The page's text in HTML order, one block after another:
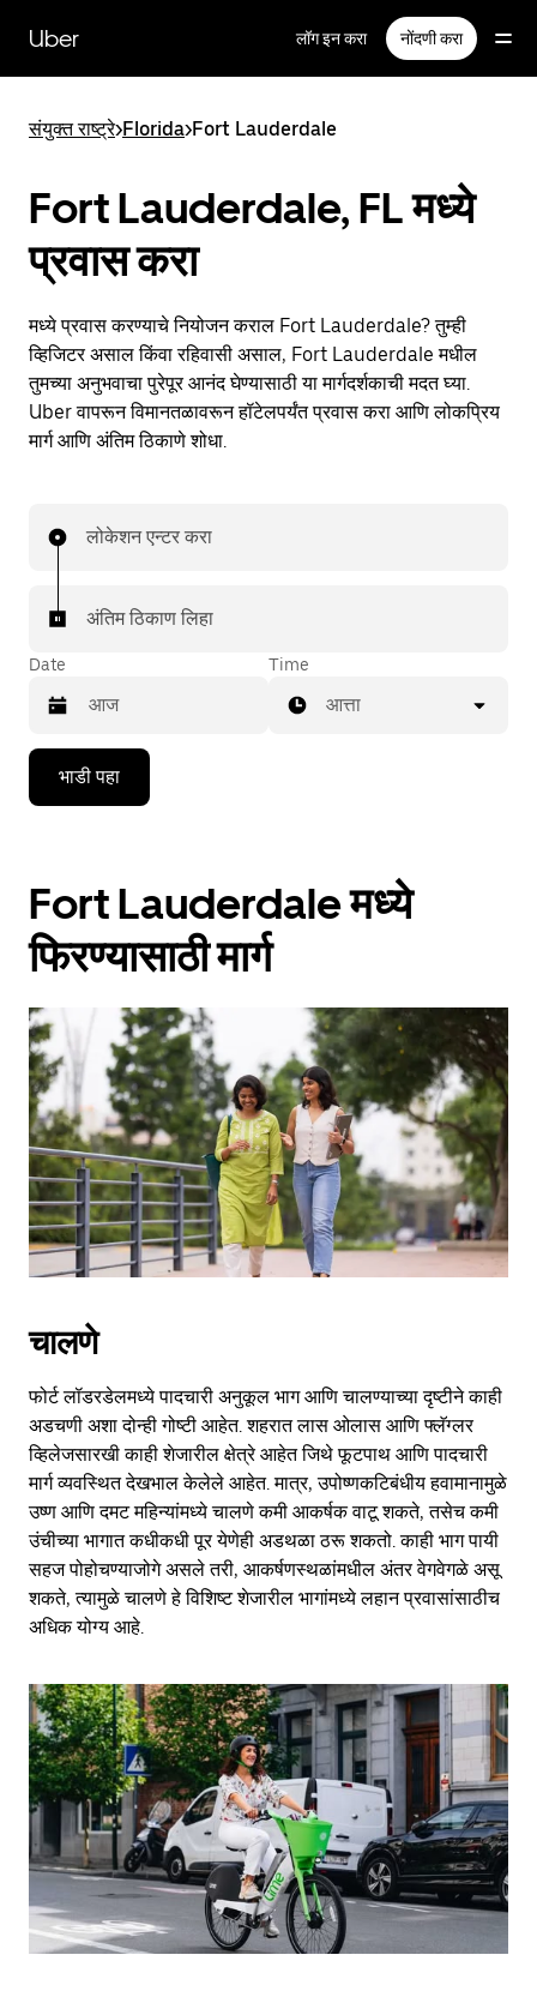
सामग्रीवरUber लॉग इन करा नोंदणी करा
संयुक्त राष्ट्रे>Florida>Fort Lauderdale
Fort Lauderdale, FL मध्ये
प्रवास करा
मध्ये प्रवास करण्याचे नियोजन कराल Fort Lauderdale? तुम्ही
व्हिजिटर असाल किंवा रहिवासी असाल, Fort Lauderdale मधील
तुमच्या अनुभवाचा पुरेपूर आनंद घेण्यासाठी या मार्गदर्शकाची मदत घ्या.
Uber वापरून विमानतळावरून हॉटेलपर्यंत प्रवास करा आणि लोकप्रिय
मार्ग आणि अंतिम ठिकाणे शोधा.
लोकेशन एन्टर करा
अंतिम ठिकाण लिहा
Date
Press
down
interact
with
the
calendar
a
date.
Press
the
escape
button
to
close
the
calendar.
Time
आत्ता
भाडी पहा
Fort Lauderdale मध्ये
फिरण्यासाठी मार्ग
चालणे
फोर्ट लॉडरडेलमध्ये पादचारी अनुकूल भाग आणि चालण्याच्या दृष्टीने काही
अडचणी अशा दोन्ही गोष्टी आहेत. शहरात लास ओलास आणि फ्लॅग्लर
व्हिलेजसारखी काही शेजारील क्षेत्रे आहेत जिथे फूटपाथ आणि पादचारी
मार्ग व्यवस्थित देखभाल केलेले आहेत. मात्र, उपोष्णकटिबंधीय हवामानामुळे
उष्ण आणि दमट महिन्यांमध्ये चालणे कमी आकर्षक वाटू शकते, तसेच कमी
उंचीच्या भागात कधीकधी पूर येणेही अडथळा ठरू शकतो. काही भाग पायी
सहज पोहोचण्याजोगे असले तरी, आकर्षणस्थळांमधील अंतर वेगवेगळे असू
शकते, त्यामुळे चालणे हे विशिष्ट शेजारील भागांमध्ये लहान प्रवासांसाठीच
अधिक योग्य आहे.